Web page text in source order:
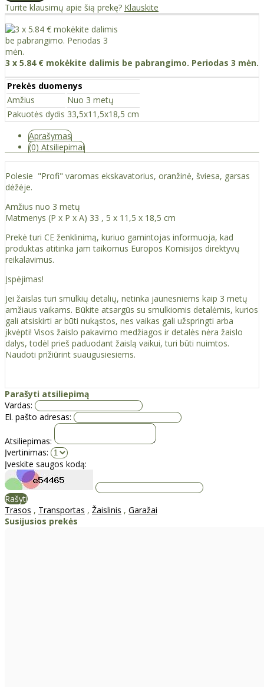
Turite klausimų apie šią prekę? Klauskite
3 x 5.84 € mokėkite dalimis be pabrangimo. Periodas 3 mėn.
Prekės duomenys
Amžius
Nuo 3 metų
Pakuotės dydis 33,5х11,5х18,5 cm
Aprašymas
(0) Atsiliepimai
Polesie "Profi" varomas ekskavatorius, oranžinė, šviesa, garsas
dėžėje.
Amžius nuo 3 metų
Matmenys (P x P x A) 33 , 5 x 11,5 x 18,5 cm
Prekė turi CE ženklinimą, kuriuo gamintojas informuoja, kad
produktas atitinka jam taikomus Europos Komisijos direktyvų
reikalavimus.
Įspėjimas!
Jei žaislas turi smulkių detalių, netinka jaunesniems kaip 3 metų
amžiaus vaikams. Būkite atsargūs su smulkiomis detalėmis, kurios
gali atsiskirti ar būti nukąstos, nes vaikas gali užspringti arba
įkvėpti! Visos žaislо pakavimo medžiagos ir detalės nėra žaislo
dalys, todėl prieš paduodant žaislą vaikui, turi būti nuimtos.
Naudoti prižiūrint suaugusiesiems.
Parašyti atsiliepimą
Vardas:
El. pašto adresas:
Atsiliepimas:
Įvertinimas:
Įveskite saugos kodą:
Rašyti
Trasos , Transportas , Žaislinis , Garažai
Susijusios prekės